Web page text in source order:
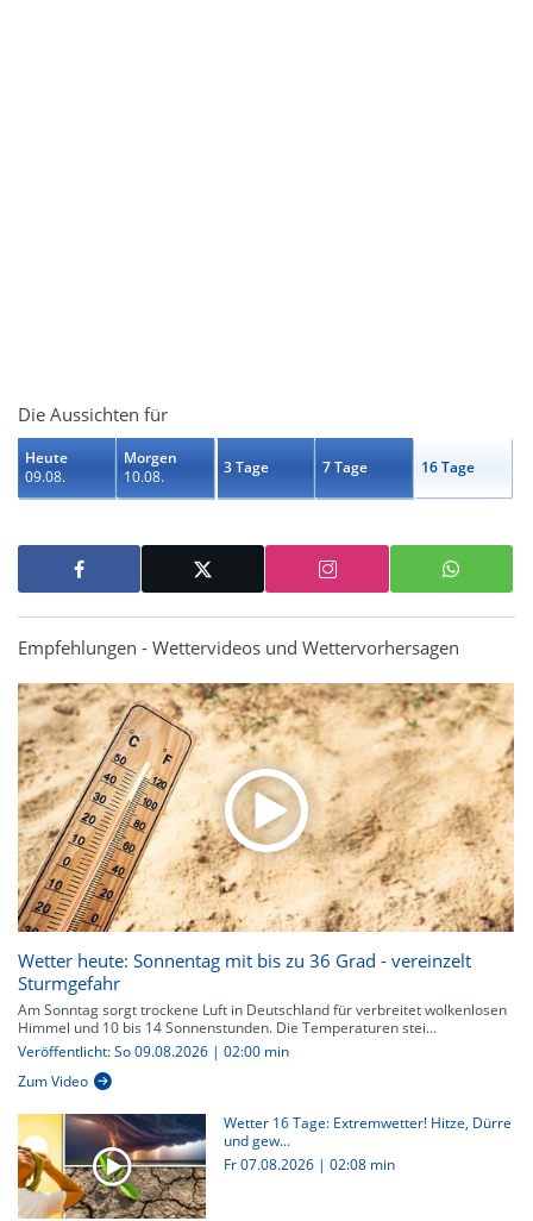
Die Aussichten für
Heute
09.08.
Morgen
10.08.
3 Tage 7 Tage 16 Tage
Empfehlungen - Wettervideos und Wettervorhersagen
Wetter heute: Sonnentag mit bis zu 36 Grad - vereinzelt
Sturmgefahr
Am Sonntag sorgt trockene Luft in Deutschland für verbreitet wolkenlosen
Himmel und 10 bis 14 Sonnenstunden. Die Temperaturen stei...
Veröffentlicht: So 09.08.2026 | 02:00 min
Zum Video
Wetter 16 Tage: Extremwetter! Hitze, Dürre
und gew...
Fr 07.08.2026 | 02:08 min